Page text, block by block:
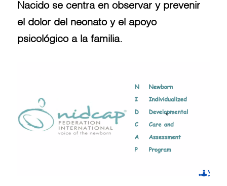
Nacido se centra en observar y prevenir
el dolor del neonato y el apoyo
psicológico a la familia.